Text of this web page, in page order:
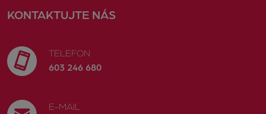
KONTAKTUJTE NÁS
TELEFON
603 246 680
E-MAIL